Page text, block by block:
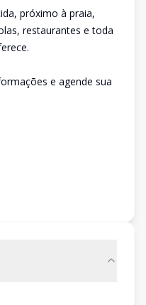
próximo à praia,
restaurantes e toda
e agende sua